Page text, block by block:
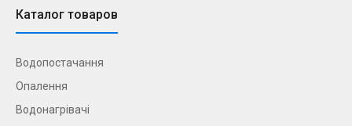
Каталог товаров
Водопостачання
Опалення
Водонагрівачі